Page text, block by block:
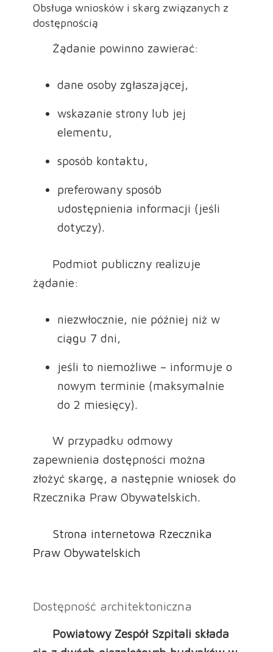
Obsługa wniosków i skarg związanych z
dostępnością
Żądanie powinno zawierać:
dane osoby zgłaszającej,
wskazanie strony lub jej
elementu,
sposób kontaktu,
preferowany sposób
udostępnienia informacji (jeśli
dotyczy).
Podmiot publiczny realizuje
żądanie:
niezwłocznie, nie później niż w
ciągu 7 dni,
jeśli to niemożliwe – informuje o
nowym terminie (maksymalnie
do 2 miesięcy).
W przypadku odmowy
zapewnienia dostępności można
złożyć skargę, a następnie wniosek do
Rzecznika Praw Obywatelskich.
Strona internetowa Rzecznika
Praw Obywatelskich
Dostępność architektoniczna
Powiatowy Zespół Szpitali składa